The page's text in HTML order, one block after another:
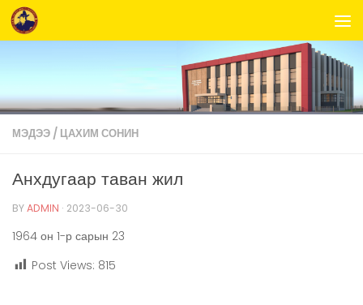
Skip to content
МЭДЭЭ / ЦАХИМ СОНИН
Анхдугаар таван жил
BYADMIN · 2023-06-30
1964 он 1-р сарын 23
Post Views: 815